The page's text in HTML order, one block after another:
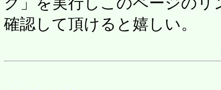
確認して頂けると嬉しい。